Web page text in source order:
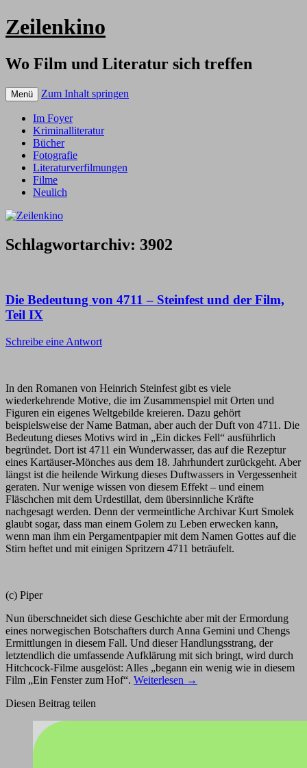
Zeilenkino
Wo Film und Literatur sich treffen
Menü Zum Inhalt springen
Im Foyer
Kriminalliteratur
Bücher
Fotografie
Literaturverfilmungen
Filme
Neulich
Schlagwortarchiv: 3902
Die Bedeutung von 4711 – Steinfest und der Film,
Teil IX
Schreibe eine Antwort
In den Romanen von Heinrich Steinfest gibt es viele
wiederkehrende Motive, die im Zusammenspiel mit Orten und
Figuren ein eigenes Weltgebilde kreieren. Dazu gehört
beispielsweise der Name Batman, aber auch der Duft von 4711. Die
Bedeutung dieses Motivs wird in „Ein dickes Fell“ ausführlich
begründet. Dort ist 4711 ein Wunderwasser, das auf die Rezeptur
eines Kartäuser-Mönches aus dem 18. Jahrhundert zurückgeht. Aber
längst ist die heilende Wirkung dieses Duftwassers in Vergessenheit
geraten. Nur wenige wissen von diesem Effekt – und einem
Fläschchen mit dem Urdestillat, dem übersinnliche Kräfte
nachgesagt werden. Denn der vermeintliche Archivar Kurt Smolek
glaubt sogar, dass man einem Golem zu Leben erwecken kann,
wenn man ihm ein Pergamentpapier mit dem Namen Gottes auf die
Stirn heftet und mit einigen Spritzern 4711 beträufelt.
(c) Piper
Nun überschneidet sich diese Geschichte aber mit der Ermordung
eines norwegischen Botschafters durch Anna Gemini und Chengs
Ermittlungen in diesem Fall. Und dieser Handlungsstrang, der
letztendlich die umfassende Aufklärung mit sich bringt, wird durch
Hitchcock-Filme ausgelöst: Alles „begann ein wenig wie in diesem
Film „Ein Fenster zum Hof“. Weiterlesen →
Diesen Beitrag teilen